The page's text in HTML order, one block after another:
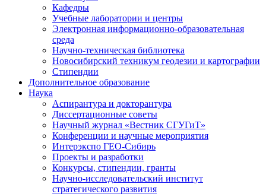
Кафедры
Учебные лаборатории и центры
Электронная информационно-образовательная
среда
Научно-техническая библиотека
Новосибирский техникум геодезии и картографии
Стипендии
Дополнительное образование
Наука
Аспирантура и докторантура
Диссертационные советы
Научный журнал «Вестник СГУГиТ»
Конференции и научные мероприятия
Интерэкспо ГЕО-Сибирь
Проекты и разработки
Конкурсы, стипендии, гранты
Научно-исследовательский институт
стратегического развития